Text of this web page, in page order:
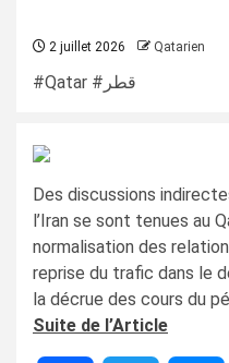
2 juillet 2026 Qatarien
#Qatar #قطر
Des discussions
l’Iran se sont tenues au
normalisation des
reprise du trafic dans le
la décrue des cours du
Suite de l’Article